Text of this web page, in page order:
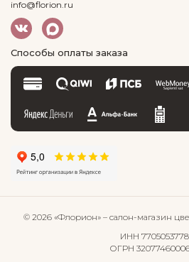
info@florion.ru
Способы оплаты заказа
© 2026 «Флорион» – салон-магазин
ИНН
ОГРН